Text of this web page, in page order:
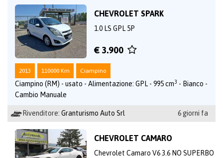
CHEVROLET SPARK
1.0 LS GPL 5P
€ 3.900
2013 110000 Km Ciampino
Ciampino (RM) - usato - Alimentazione: GPL - 995 cm3 - Bianco -
Cambio Manuale
Rivenditore: Granturismo Auto Srl 6 giorni fa
CHEVROLET CAMARO
Chevrolet Camaro V6 3.6 NO SUPERBO